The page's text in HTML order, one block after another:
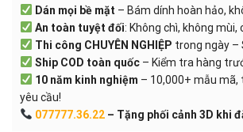
Dán mọi bề mặt – Bám dính hoàn hảo,
An toàn tuyệt đối: Không chì, không mùi,
Thi công CHUYÊN NGHIỆP trong ngày –
Ship COD toàn quốc– Kiểm tra hàng
10 năm kinh nghiệm – 10,000+ mẫu mã,
yêu cầu!
077777.36.22– Tặng phối cảnh 3D khi